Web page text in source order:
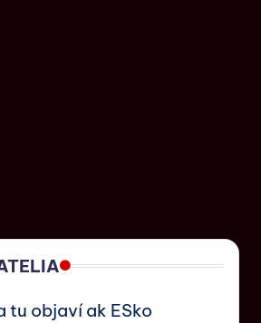
tu objaví ak ESko